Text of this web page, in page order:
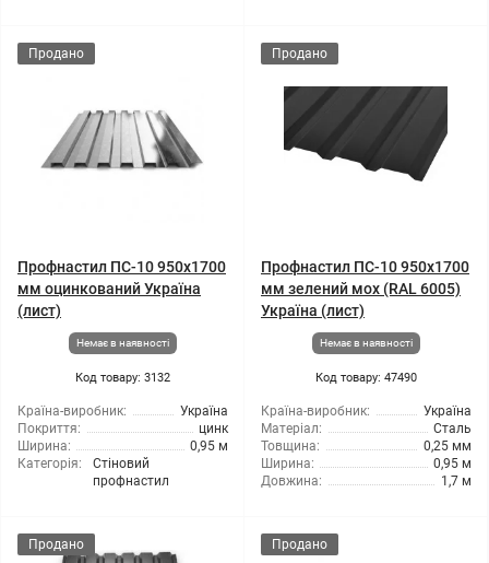
Продано
Профнастил ПС-10 950x1700
мм оцинкований Україна
(лист)
Немає в наявності
Код товару: 3132
Країна-виробник:
Україна
Покриття:
цинк
Ширина:
0,95 м
Категорія:
Стіновий
профнастил
Продано
Профнастил ПС-10 950x1700
мм зелений мох (RAL 6005)
Україна (лист)
Немає в наявності
Код товару: 47490
Країна-виробник:
Україна
Матеріал:
Сталь
Товщина:
0,25 мм
Ширина:
0,95 м
Довжина:
1,7 м
Продано Продано